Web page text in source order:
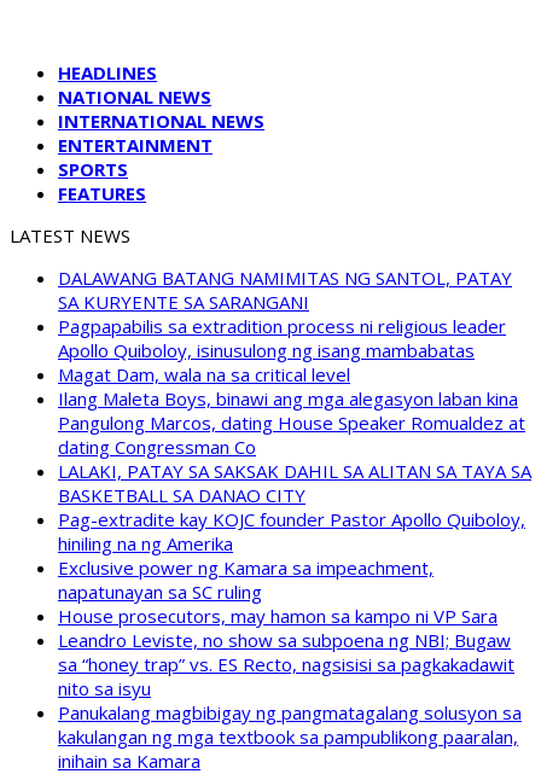
HEADLINES
NATIONAL NEWS
INTERNATIONAL NEWS
ENTERTAINMENT
SPORTS
FEATURES
LATEST NEWS
DALAWANG BATANG NAMIMITAS NG SANTOL, PATAY
SA KURYENTE SA SARANGANI
Pagpapabilis sa extradition process ni religious leader
Apollo Quiboloy, isinusulong ng isang mambabatas
Magat Dam, wala na sa critical level
Ilang Maleta Boys, binawi ang mga alegasyon laban kina
Pangulong Marcos, dating House Speaker Romualdez at
dating Congressman Co
LALAKI, PATAY SA SAKSAK DAHIL SA ALITAN SA TAYA SA
BASKETBALL SA DANAO CITY
Pag-extradite kay KOJC founder Pastor Apollo Quiboloy,
hiniling na ng Amerika
Exclusive power ng Kamara sa impeachment,
napatunayan sa SC ruling
House prosecutors, may hamon sa kampo ni VP Sara
Leandro Leviste, no show sa subpoena ng NBI; Bugaw
sa “honey trap” vs. ES Recto, nagsisisi sa pagkakadawit
nito sa isyu
Panukalang magbibigay ng pangmatagalang solusyon sa
kakulangan ng mga textbook sa pampublikong paaralan,
inihain sa Kamara